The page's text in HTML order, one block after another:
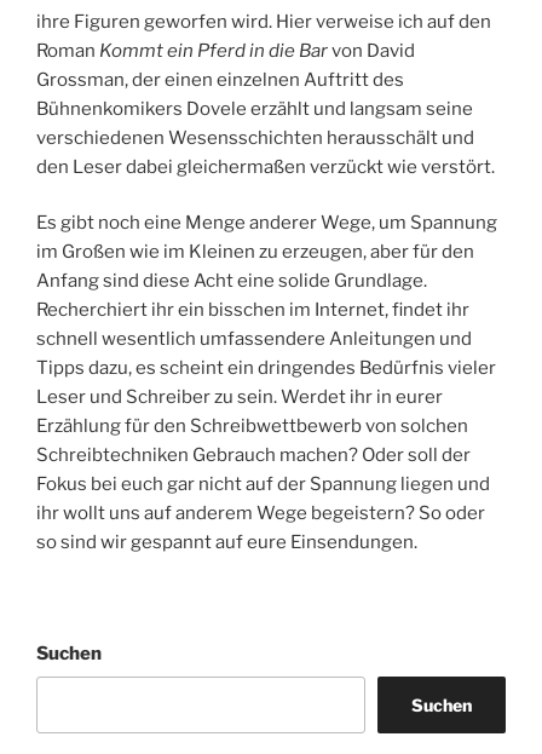
ihre Figuren geworfen wird. Hier verweise ich auf den
Roman Kommt ein Pferd in die Barvon David
Grossman, der einen einzelnen Auftritt des
Bühnenkomikers Dovele erzählt und langsam seine
verschiedenen Wesensschichten herausschält und
den Leser dabei gleichermaßen verzückt wie verstört.
Es gibt noch eine Menge anderer Wege, um Spannung
im Großen wie im Kleinen zu erzeugen, aber für den
Anfang sind diese Acht eine solide Grundlage.
Recherchiert ihr ein bisschen im Internet, findet ihr
schnell wesentlich umfassendere Anleitungen und
Tipps dazu, es scheint ein dringendes Bedürfnis vieler
Leser und Schreiber zu sein. Werdet ihr in eurer
Erzählung für den Schreibwettbewerb von solchen
Schreibtechniken Gebrauch machen? Oder soll der
Fokus bei euch gar nicht auf der Spannung liegen und
ihr wollt uns auf anderem Wege begeistern? So oder
so sind wir gespannt auf eure Einsendungen.
Suchen
Suchen